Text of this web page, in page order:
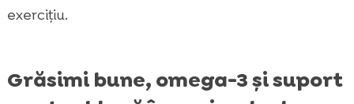
exercițiu.
Grăsimi bune, omega-3 și suport